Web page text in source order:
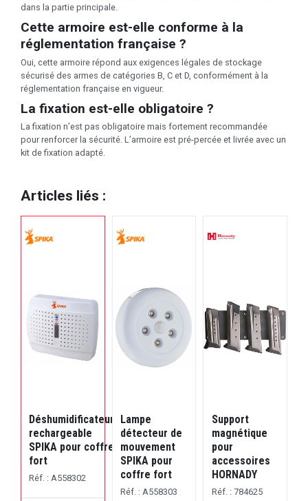
dans la partie principale.
Cette armoire est-elle conforme à la
réglementation française ?
Oui, cette armoire répond aux exigences légales de stockage
sécurisé des armes de catégories B, C et D, conformément à la
réglementation française en vigueur.
La fixation est-elle obligatoire ?
La fixation n’est pas obligatoire mais fortement recommandée
pour renforcer la sécurité. L’armoire est pré-percée et livrée avec un
kit de fixation adapté.
Articles liés :
Déshumidificateur
rechargeable
SPIKA pour coffre
fort
Réf. : A558302
Lampe
détecteur de
mouvement
SPIKA pour
coffre fort
Réf. : A558303
Support
magnétique
pour
accessoires
HORNADY
Réf. : 784625